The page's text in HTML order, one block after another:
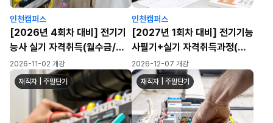
인천캠퍼스
[2026년 4회차 대비] 전기기
능사 실기 자격취득(월수금/월-
금) (72h)
2026-11-02 개강
인천캠퍼스
[2027년 1회차 대비] 전기기능
사필기+실기 자격취득과정(월
수금)
2026-12-07 개강
재직자 | 주말단기 재직자 | 주말단기